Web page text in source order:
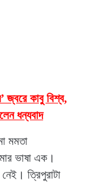
জ্বরে কাবু বিশ্ব,
ধন্যবাদ
মমতা
ভাষা এক।
নেই। ত্রিপুরাটা